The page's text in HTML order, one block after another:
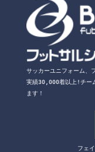
サッカーユニフォーム、
実績30,000着以上!チー
ます！
フェ